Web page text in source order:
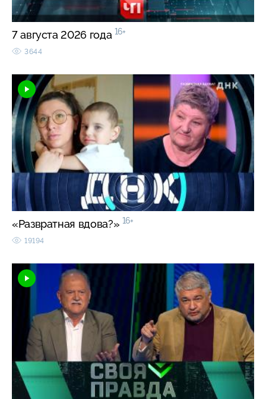
7 августа 2026 года 16+
3644
«Развратная вдова?» 16+
19194